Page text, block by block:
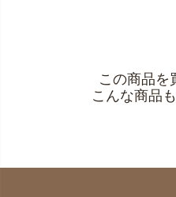
この商品を
こんな商品